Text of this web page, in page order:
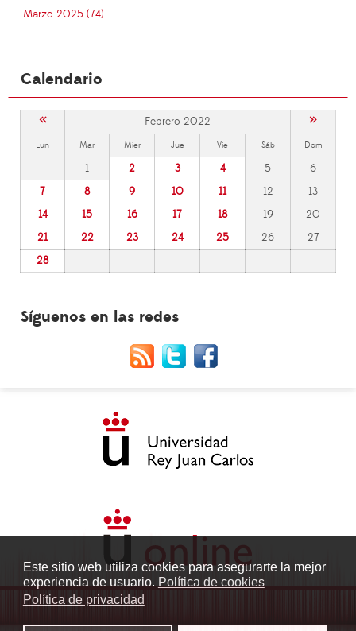
Este sitio web utiliza cookies para asegurarte la mejor
experiencia de usuario. Política de cookies
Política de privacidad
Marzo 2025 (74)
Calendario
« Febrero 2022 »
Lun Mar Mier Jue Vie Sáb Dom
1 2 3 4 5
6
7
8 9 10 11 12
13
14
15 16 17 18 19
20
21
22 23 24 25 26
27
28
Síguenos en las redes